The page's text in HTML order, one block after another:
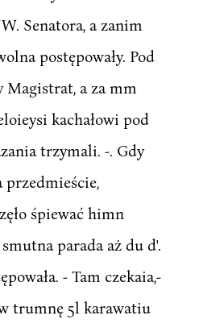
Senatora, a zanim
postępowały. Pod
Magistrat, a za mm
kachałowi pod
trzymali. -. Gdy
przedmieście,
śpiewać himn
parada aż du d'.
- Tam czekaia,-
trumnę 5l karawatiu